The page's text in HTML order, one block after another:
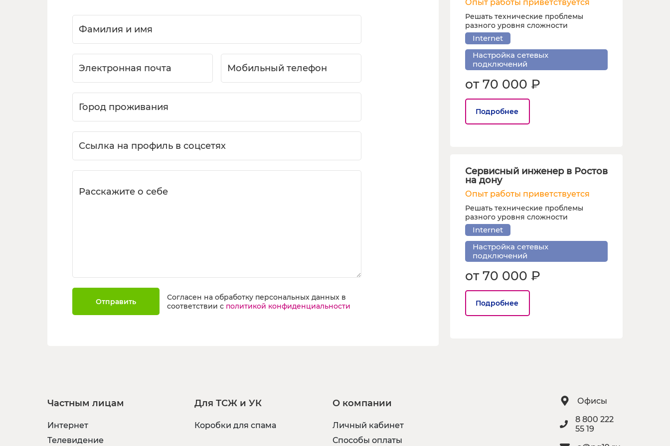
Фамилия и имя
Электронная почта Мобильный телефон
Город проживания
Ссылка на профиль в соцсетях
Расскажите о себе
Отправить
Согласен на обработку персональных данных в
соответствии с политикой конфиденциальности
Опыт работы приветствуется
Решать технические проблемы
разного уровня сложности
Internet
Настройка сетевых
подключений
от 70 000 ₽
Подробнее
Сервисный инженер в Ростов
на дону
Опыт работы приветствуется
Решать технические проблемы
разного уровня сложности
Internet
Настройка сетевых
подключений
от 70 000 ₽
Подробнее
Частным лицам
Интернет
Телевидение
Для ТСЖ и УК
Коробки для спама
О компании
Личный кабинет
Способы оплаты
Офисы
8 800 222
55 19